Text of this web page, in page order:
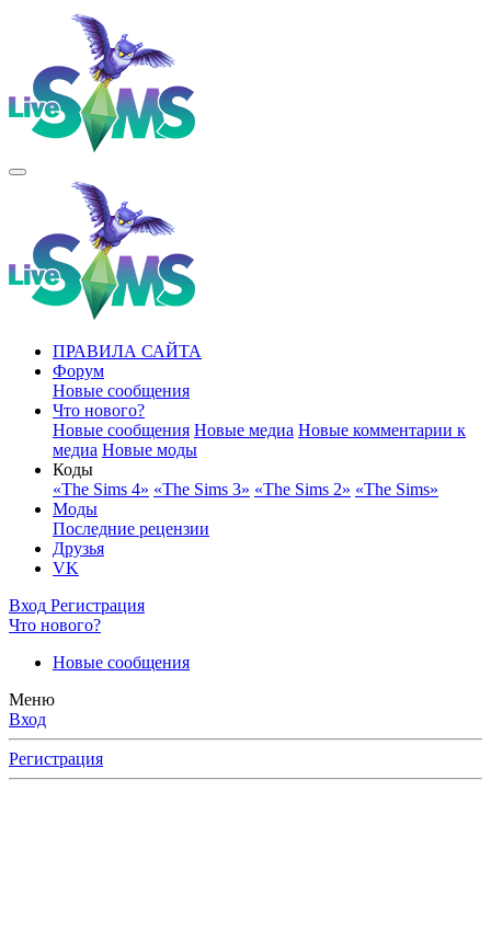
ПРАВИЛА САЙТА
Форум
Новые сообщения
Что нового?
Новые сообщения Новые медиа Новые комментарии к
медиа Новые моды
Коды
«The Sims 4» «The Sims 3» «The Sims 2» «The Sims»
Моды
Последние рецензии
Друзья
VK
Вход Регистрация
Что нового?
Новые сообщения
Меню
Вход
Регистрация